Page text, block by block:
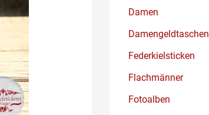
Damen
Damengeldtaschen
Federkielsticken
Flachmänner
Fotoalben